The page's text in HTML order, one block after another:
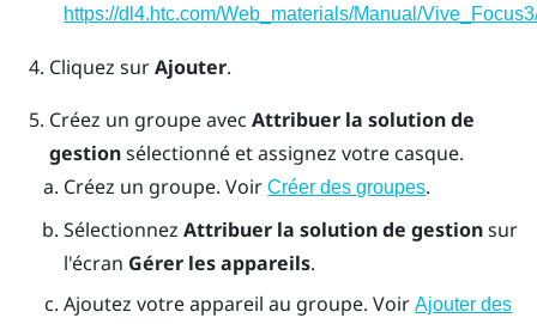
https://dl4.htc.com/Web_materials/Manual/
Cliquez surAjouter.
Créez un groupe avec Attribuer la solution de
gestionsélectionné et assignez votre casque.
Créez un groupe. VoirCréer des groupes.
SélectionnezAttribuer la solution de gestionsur
l'écran Gérer les appareils.
Ajoutez votre appareil au groupe. VoirAjouter des